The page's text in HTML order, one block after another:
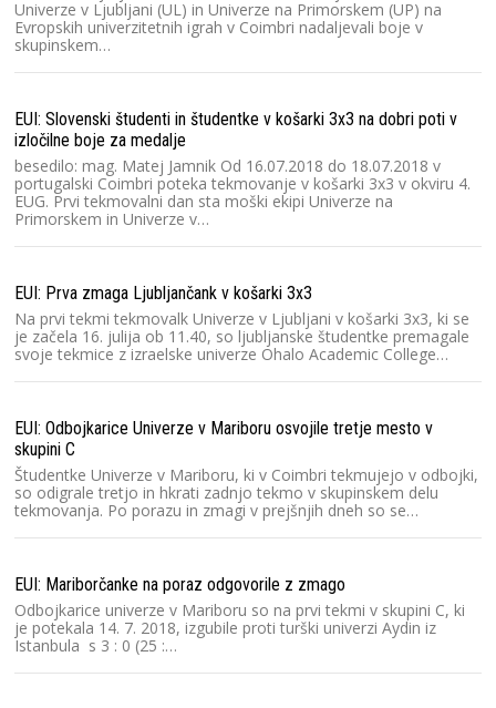
Univerze v Ljubljani (UL) in Univerze na Primorskem (UP) na
Evropskih univerzitetnih igrah v Coimbri nadaljevali boje v
skupinskem…
EUI: Slovenski študenti in študentke v košarki 3x3 na dobri poti v
izločilne boje za medalje
besedilo: mag. Matej Jamnik Od 16.07.2018 do 18.07.2018 v
portugalski Coimbri poteka tekmovanje v košarki 3x3 v okviru 4.
EUG. Prvi tekmovalni dan sta moški ekipi Univerze na
Primorskem in Univerze v…
EUI: Prva zmaga Ljubljančank v košarki 3x3
Na prvi tekmi tekmovalk Univerze v Ljubljani v košarki 3x3, ki se
je začela 16. julija ob 11.40, so ljubljanske študentke premagale
svoje tekmice z izraelske univerze Ohalo Academic College…
EUI: Odbojkarice Univerze v Mariboru osvojile tretje mesto v
skupini C
Študentke Univerze v Mariboru, ki v Coimbri tekmujejo v odbojki,
so odigrale tretjo in hkrati zadnjo tekmo v skupinskem delu
tekmovanja. Po porazu in zmagi v prejšnjih dneh so se…
EUI: Mariborčanke na poraz odgovorile z zmago
Odbojkarice univerze v Mariboru so na prvi tekmi v skupini C, ki
je potekala 14. 7. 2018, izgubile proti turški univerzi Aydin iz
Istanbula s 3 : 0 (25 :…